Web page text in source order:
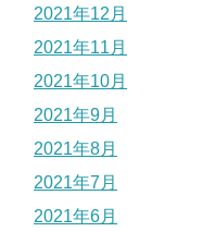
2021年12月
2021年11月
2021年10月
2021年9月
2021年8月
2021年7月
2021年6月